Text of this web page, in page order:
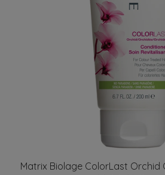
Matrix Biolage ColorLast Orchid